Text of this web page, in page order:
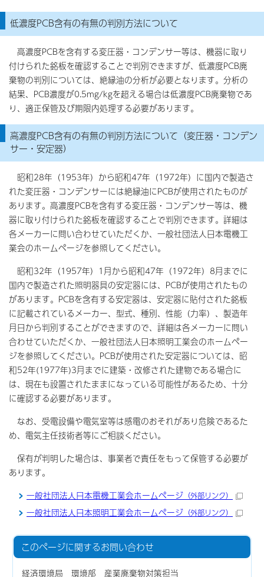
低濃度PCB含有の有無の判別方法について
高濃度PCBを含有する変圧器・コンデンサー等は、機器に取り
付けられた銘板を確認することで判別できますが、低濃度PCB廃
棄物の判別については、絶縁油の分析が必要となります。分析の
結果、PCB濃度が0.5mg/kgを超える場合は低濃度PCB廃棄物であ
り、適正保管及び期限内処理する必要があります。
高濃度PCB含有の有無の判別方法について（変圧器・コンデン
サー・安定器）
昭和28年（1953年）から昭和47年（1972年）に国内で製造さ
れた変圧器・コンデンサーには絶縁油にPCBが使用されたものが
あります。高濃度PCBを含有する変圧器・コンデンサー等は、機
器に取り付けられた銘板を確認することで判別できます。詳細は
各メーカーに問い合わせていただくか、一般社団法人日本電機工
業会のホームページを参照してください。
昭和32年（1957年）1月から昭和47年（1972年）8月までに
国内で製造された照明器具の安定器には、PCBが使用されたもの
があります。PCBを含有する安定器は、安定器に貼付された銘板
に記載されているメーカー、型式、種別、性能（力率）、製造年
月日から判別することができますので、詳細は各メーカーに問い
合わせていただくか、一般社団法人日本照明工業会のホームペー
ジを参照してください。PCBが使用された安定器については、昭
和52年(1977年)3月までに建築・改修された建物である場合に
は、現在も設置されたままになっている可能性があるため、十分
に確認する必要があります。
なお、受電設備や電気室等は感電のおそれがあり危険であるた
め、電気主任技術者等にご相談ください。
保有が判明した場合は、事業者で責任をもって保管する必要が
あります。
一般社団法人日本電機工業会ホームページ （外部リンク）
一般社団法人日本照明工業会ホームページ （外部リンク）
このページに関するお問い合わせ
経済環境局 環境部 産業廃棄物対策担当